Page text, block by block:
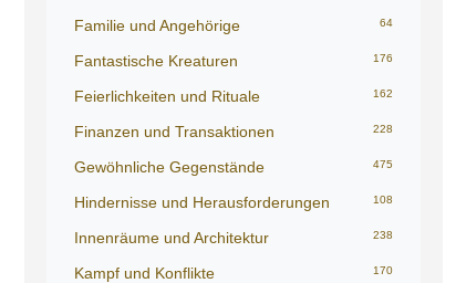
Familie und Angehörige 64
Fantastische Kreaturen 176
Feierlichkeiten und Rituale 162
Finanzen und Transaktionen 228
Gewöhnliche Gegenstände 475
Hindernisse und Herausforderungen 108
Innenräume und Architektur 238
Kampf und Konflikte 170